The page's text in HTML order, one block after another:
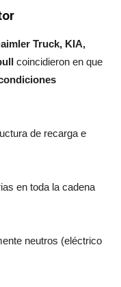
Truck, KIA,
coincidieron en que
de recarga e
en toda la cadena
neutros (eléctrico